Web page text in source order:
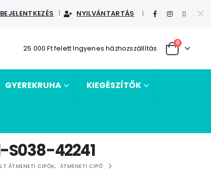
BEJELENTKEZÉS NYILVÁNTARTÁS |
25 000 Ft felett Ingyenes házhozszállítás
0
GYEREKRUHA KIEGÉSZÍTŐK
S038-42241
ÁTMENETI CIPŐK, ÁTMENETI CIPŐ